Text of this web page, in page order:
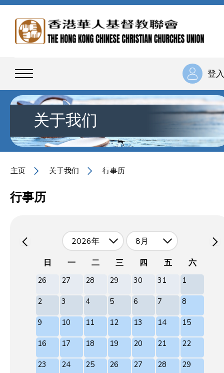
登入
关于我们
主页 关于我们 行事历
行事历
日 一 二 三 四 五 六
26 27 28 29 30 31 1
2 3 4 5 6 7 8
9 10 11 12 13 14 15
16 17 18 19 20 21 22
23 24 25 26 27 28 29
2026年 8月